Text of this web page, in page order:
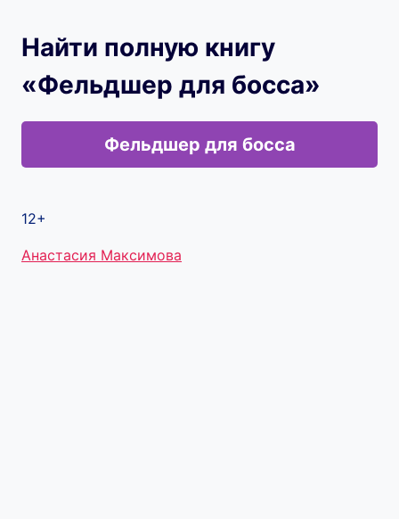
Найти полную книгу
«Фельдшер для босса»
Фельдшер для босса
12+
Метки
Анастасия Максимова